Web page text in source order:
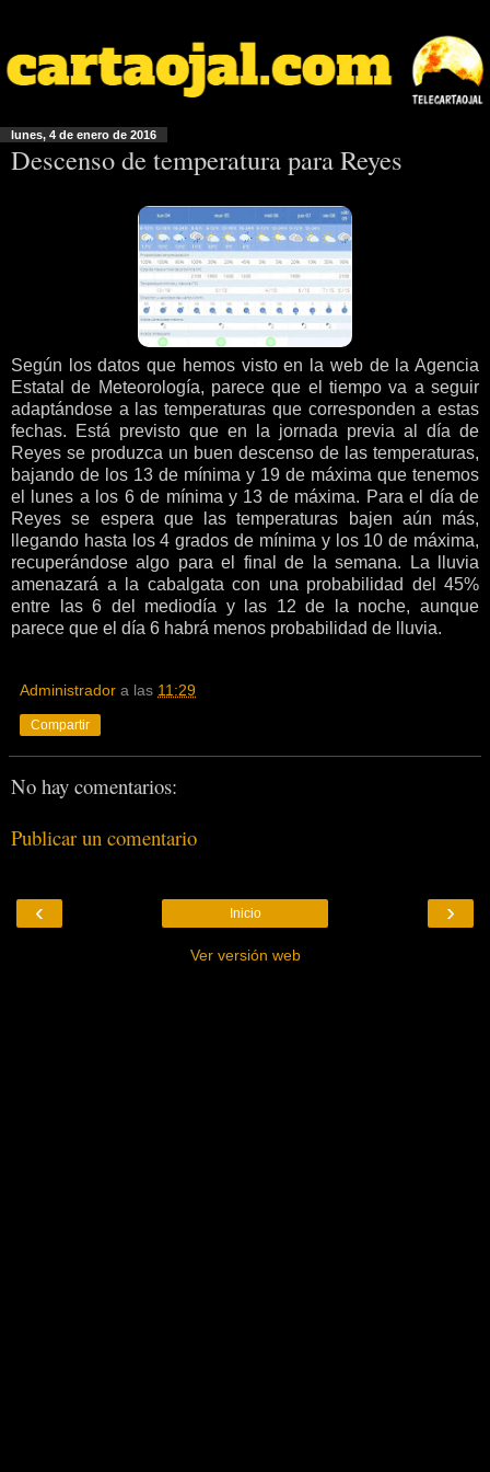
lunes, 4 de enero de 2016
Descenso de temperatura para Reyes
Según los datos que hemos visto en la web de la Agencia
Estatal de Meteorología, parece que el tiempo va a seguir
adaptándose a las temperaturas que corresponden a estas
fechas. Está previsto que en la jornada previa al día de
Reyes se produzca un buen descenso de las temperaturas,
bajando de los 13 de mínima y 19 de máxima que tenemos
el lunes a los 6 de mínima y 13 de máxima. Para el día de
Reyes se espera que las temperaturas bajen aún más,
llegando hasta los 4 grados de mínima y los 10 de máxima,
recuperándose algo para el final de la semana. La lluvia
amenazará a la cabalgata con una probabilidad del 45%
entre las 6 del mediodía y las 12 de la noche, aunque
parece que el día 6 habrá menos probabilidad de lluvia.
Administrador a las 11:29
Compartir
No hay comentarios:
Publicar un comentario
‹ ›
Inicio
Ver versión web